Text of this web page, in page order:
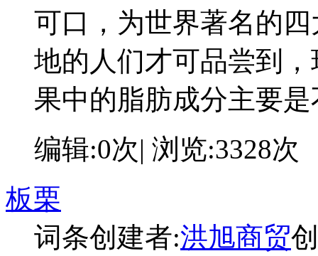
可口，为世界著名的
地的人们才可品尝到
果中的脂肪成分主要是
编辑:0次| 浏览:3328次
板栗
词条创建者:洪旭商贸